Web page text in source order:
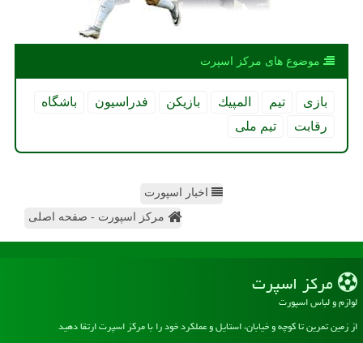
موضوع های مركز اسپرت
بازی تیم المپیك بازیكن فدراسیون
باشگاه
رقابت
تیم ملی
اخبار اسپورت
مرکز اسپورت - صفحه اصلی
مركز اسپرت
لوازم و لباس اسپورت
از زمین تمرین تا کوچه و خیابان، استایل و عملکرد خود را با مرکز اسپرت ارتقا دهید